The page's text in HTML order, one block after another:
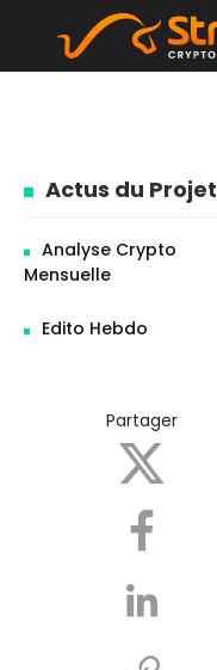
Actus du Projet
Analyse Crypto
Mensuelle
Edito Hebdo
Partager